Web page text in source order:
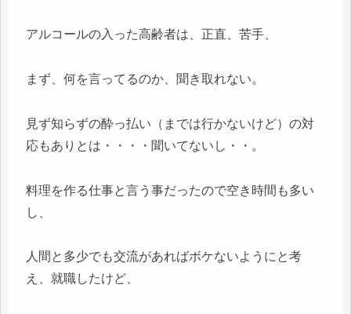
アルコールの入った高齢者は、正直、苦手、
まず、何を言ってるのか、聞き取れない。
見ず知らずの酔っ払い（までは行かないけど）の対
応もありとは・・・・聞いてないし・・。
料理を作る仕事と言う事だったので空き時間も多い
し、
人間と多少でも交流があればボケないようにと考
え、就職したけど、